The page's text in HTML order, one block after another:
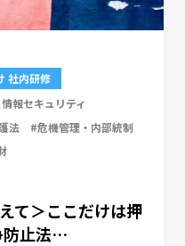
社内研修
報セキュリティ
法
#危機管理・内部統制
て＞ここだけは押
防止法…